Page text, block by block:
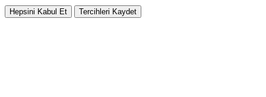
Hepsini Kabul Et Tercihleri Kaydet